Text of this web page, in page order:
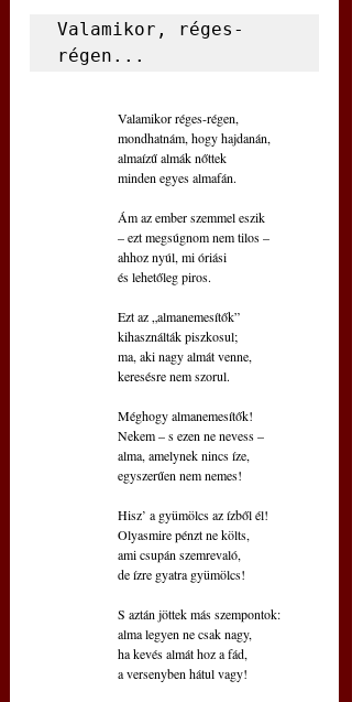
Valamikor, réges-
régen...
Valamikor réges-régen,
mondhatnám, hogy hajdanán,
almaízű almák nőttek
minden egyes almafán.
Ám az ember szemmel eszik
– ezt megsúgnom nem tilos –
ahhoz nyúl, mi óriási
és lehetőleg piros.
Ezt az „almanemesítők”
kihasználták piszkosul;
ma, aki nagy almát venne,
keresésre nem szorul.
Méghogy almanemesítők!
Nekem – s ezen ne nevess –
alma, amelynek nincs íze,
egyszerűen nem nemes!
Hisz’ a gyümölcs az ízből él!
Olyasmire pénzt ne költs,
ami csupán szemrevaló,
de ízre gyatra gyümölcs!
S aztán jöttek más szempontok:
alma legyen ne csak nagy,
ha kevés almát hoz a fád,
a versenyben hátul vagy!